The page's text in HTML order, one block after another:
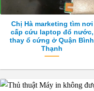
Chị Hà marketing tìm nơi
cấp cứu laptop đổ nước,
thay ổ cứng ở Quận Bình
Thạnh